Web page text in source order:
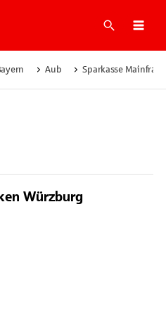
Suche
Aub Sparkasse
Würzburg